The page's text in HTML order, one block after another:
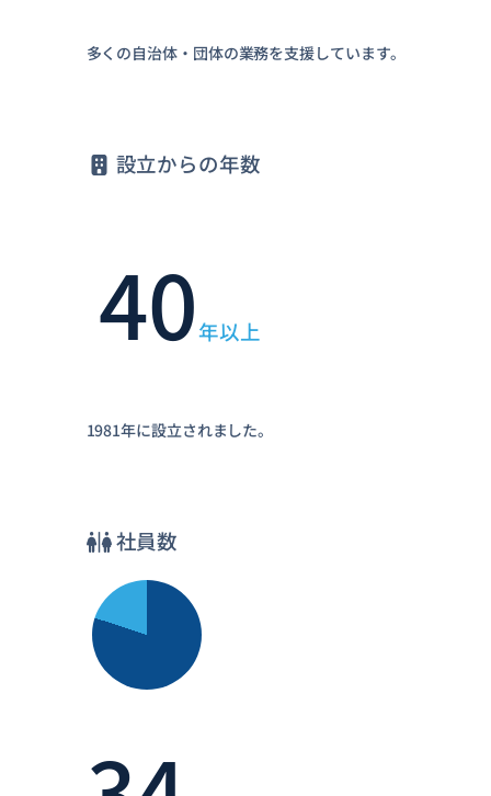
多くの自治体・団体の業務を支援しています。
設立からの年数
40年以上
1981年に設立されました。
社員数